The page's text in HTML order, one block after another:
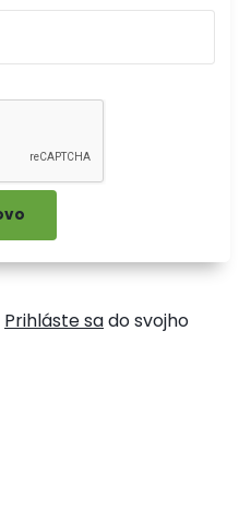
Prihláste sado svojho